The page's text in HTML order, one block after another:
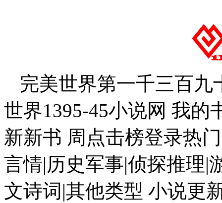
完美世界第一千三百
世界1395-45小说网 我的
新新书 周点击榜登录热
言情|历史军事|侦探推理|
文诗词|其他类型 小说更